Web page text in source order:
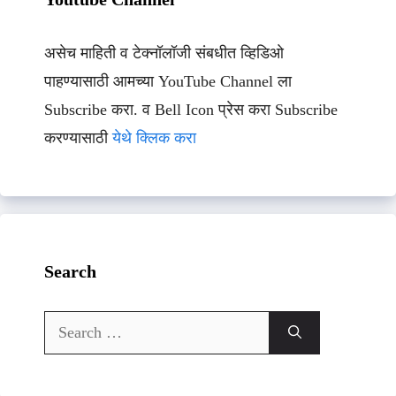
असेच माहिती व टेक्नॉलॉजी संबधीत व्हिडिओ
पाहण्यासाठी आमच्या YouTube Channel ला
Subscribe करा. व Bell Icon प्रेस करा Subscribe
करण्यासाठीयेथे क्लिक करा
Search
Search
for: